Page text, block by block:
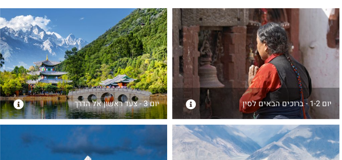
יום 1-2 - ברוכים הבאים לסין יום 3 - צעד ראשון אל הדרך